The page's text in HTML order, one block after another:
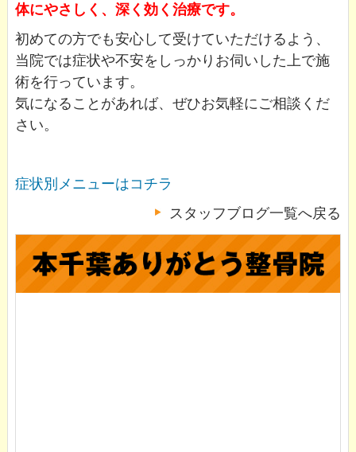
体にやさしく、深く効く治療です。
初めての方でも安心して受けていただけるよう、
当院では症状や不安をしっかりお伺いした上で施
術を行っています。
気になることがあれば、ぜひお気軽にご相談くだ
さい。
症状別メニューはコチラ
スタッフブログ一覧へ戻る